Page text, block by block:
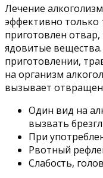
Лечение
эффективно только
приготовлен отвар,
ядовитые
приготовлении,
на организм
вызывает
Один вид на
вызвать
При
Рвотный
Слабость,